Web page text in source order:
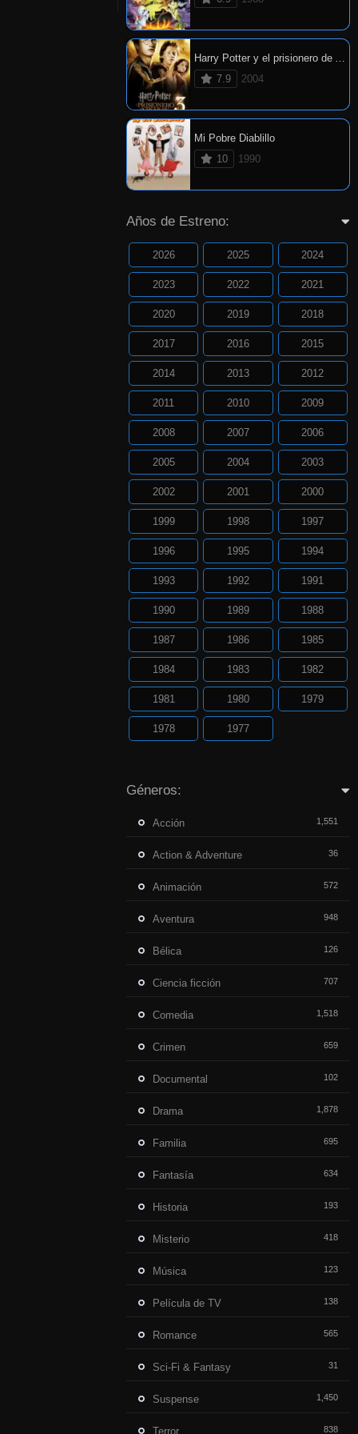
Harry Potter y el prisionero de Azkaban
7.9
2004
Mi Pobre Diablillo
10
1990
Años de Estreno:
2026 2025 2024
2023 2022 2021
2020 2019 2018
2017 2016 2015
2014 2013 2012
2011 2010 2009
2008 2007 2006
2005 2004 2003
2002 2001 2000
1999 1998 1997
1996 1995 1994
1993 1992 1991
1990 1989 1988
1987 1986 1985
1984 1983 1982
1981 1980 1979
1978 1977
Géneros:
Acción 1,551
Action & Adventure 36
Animación 572
Aventura 948
Bélica 126
Ciencia ficción 707
Comedia 1,518
Crimen 659
Documental 102
Drama 1,878
Familia 695
Fantasía 634
Historia 193
Misterio 418
Música 123
Película de TV 138
Romance 565
Sci-Fi & Fantasy 31
Suspense 1,450
Terror 838